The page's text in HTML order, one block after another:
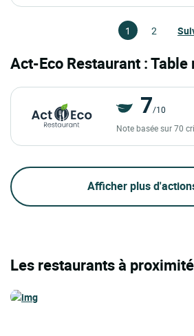
1 2
Act-Eco Restaurant :
7/10
Note basée sur 70
Afficher plus
Les restaurants à proximité